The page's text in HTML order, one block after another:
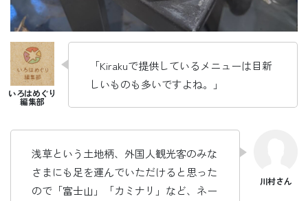
「Kirakuで提供しているメニューは目新
しいものも多いですよね。」
浅草という土地柄、外国人観光客のみな
さまにも足を運んでいただけると思った
ので「富士山」「カミナリ」など、ネー